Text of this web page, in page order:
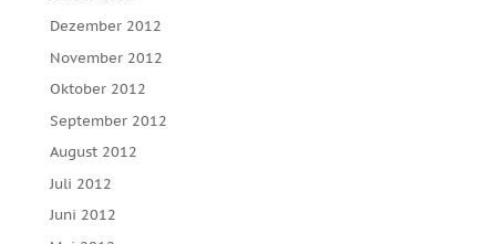
Dezember 2012
November 2012
Oktober 2012
September 2012
August 2012
Juli 2012
Juni 2012